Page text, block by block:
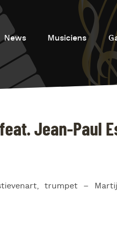
News Musiciens
Jean-Paul
trumpet –